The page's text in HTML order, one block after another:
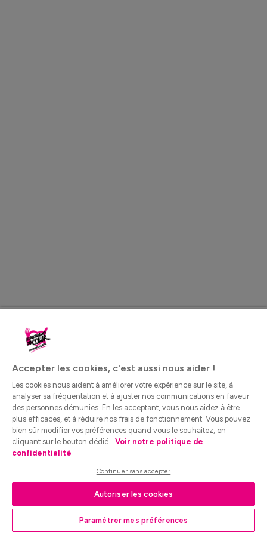
Accepter les cookies, c'est aussi nous aider !
Les cookies nous aident à améliorer votre expérience sur le site, à
analyser sa fréquentation et à ajuster nos communications en faveur
des personnes démunies. En les acceptant, vous nous aidez à être
plus efficaces, et à réduire nos frais de fonctionnement. Vous pouvez
bien sûr modifier vos préférences quand vous le souhaitez, en
cliquant sur le bouton dédié. Voir notre politique de
confidentialité
Continuer sans accepter
Autoriser les cookies
Paramétrer mes préférences